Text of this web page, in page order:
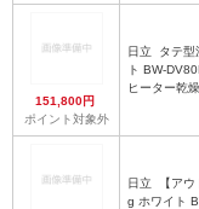
151,800円
ポイント対象外
日立
ト BW-
ヒーター乾
日立
g ホワイト